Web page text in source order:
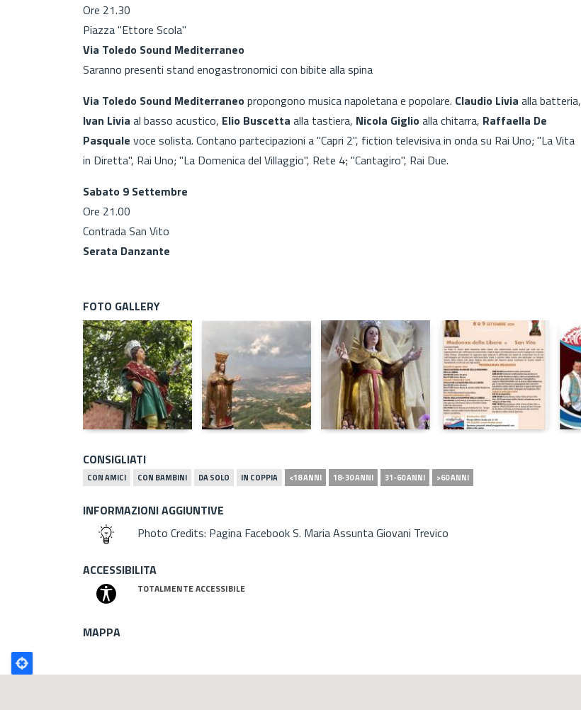
Ore 21.30
Piazza "Ettore Scola"
Via Toledo Sound Mediterraneo
Saranno presenti stand enogastronomici con bibite alla spina
Via Toledo Sound Mediterraneopropongono musica napoletana e popolare. Claudio Livia alla batteria,
Ivan Livia al basso acustico, Elio Buscetta alla tastiera, Nicola Giglioalla chitarra, Raffaella De
Pasquale voce solista. Contano partecipazioni a "Capri 2", fiction televisiva in onda su Rai Uno; "La Vita
in Diretta", Rai Uno; "La Domenica del Villaggio", Rete 4; "Cantagiro", Rai Due.
Sabato 9 Settembre
Ore 21.00
Contrada San Vito
Serata Danzante
FOTO GALLERY
CONSIGLIATI
CON AMICI CON BAMBINI DA SOLO IN COPPIA <18 ANNI 18-30 ANNI 31-60 ANNI >60 ANNI
INFORMAZIONI AGGIUNTIVE
Photo Credits: Pagina Facebook S. Maria Assunta Giovani Trevico
ACCESSIBILITA
TOTALMENTE ACCESSIBILE
MAPPA
Poligono
GEO